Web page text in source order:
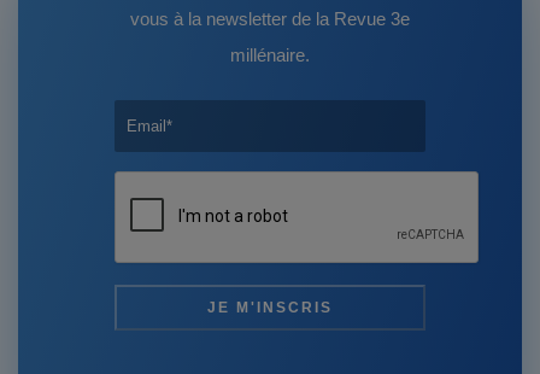
vous à la newsletter de la Revue 3e
millénaire.